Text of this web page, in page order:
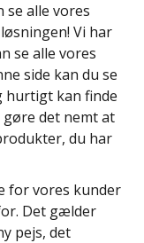
se alle vores
Vi har
se alle vores
side kan du se
hurtigt kan finde
det nemt at
du har
for vores kunder
Det gælder
pejs, det